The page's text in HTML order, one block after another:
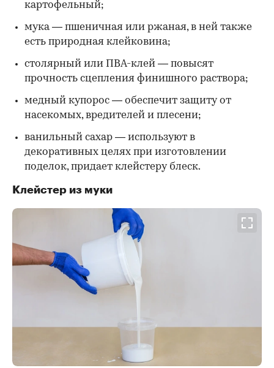
картофельный;
мука — пшеничная или ржаная, в ней также
есть природная клейковина;
столярный или ПВА-клей — повысят
прочность сцепления финишного раствора;
медный купорос — обеспечит защиту от
насекомых, вредителей и плесени;
ванильный сахар — используют в
декоративных целях при изготовлении
поделок, придает клейстеру блеск.
Клейстер из муки